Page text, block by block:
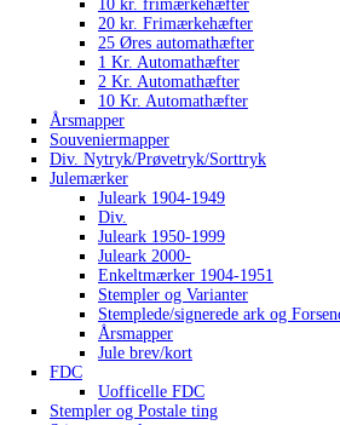
10 kr. frimærkehæfter
20 kr. Frimærkehæfter
25 Øres automathæfter
1 Kr. Automathæfter
2 Kr. Automathæfter
10 Kr. Automathæfter
Årsmapper
Souveniermapper
Div. Nytryk/Prøvetryk/Sorttryk
Julemærker
Juleark 1904-1949
Div.
Juleark 1950-1999
Juleark 2000-
Enkeltmærker 1904-1951
Stempler og Varianter
Stemplede/signerede ark og
Årsmapper
Jule brev/kort
FDC
Uofficelle FDC
Stempler og Postale ting